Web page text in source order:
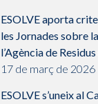
ESOLVE aporta
les Jornades sobre
l’Agència de
17 de març de 2026
ESOLVE s’uneix al